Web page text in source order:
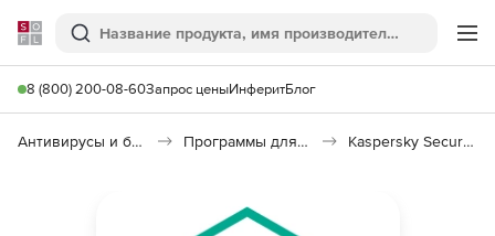
Softline
Поиск
8 (800) 200-08-60Запрос ценыИнферитБлог
Антивирусы и безопасность Программы для защиты информации Kaspersky Security для виртуальных и облачных сред